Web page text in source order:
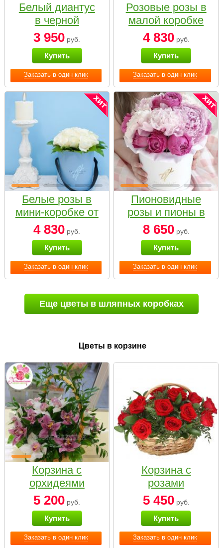
Заказать в один клик
Белый диантус
в черной
коробке Small
3 950 руб.
Купить
Заказать в один клик
Розовые розы в
малой коробке
4 830руб.
Купить
Заказать в один клик
Белые розы в
мини-коробке от
Bella Fiori
4 830 руб.
Купить
Заказать в один клик
Пионовидные
розы и пионы в
белой коробке
Small
8 650руб.
Купить
Еще цветы в шляпных коробках
Цветы в корзине
Заказать в один клик
Корзина с
орхидеями
малая
5 200 руб.
Купить
Заказать в один клик
Корзина с
розами
«Красный
Париж»
5 450руб.
Купить